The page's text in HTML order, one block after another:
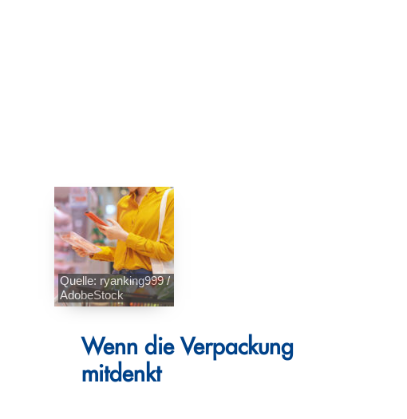
Quelle: ryanking999 /
AdobeStock
Wenn die Verpackung
mitdenkt